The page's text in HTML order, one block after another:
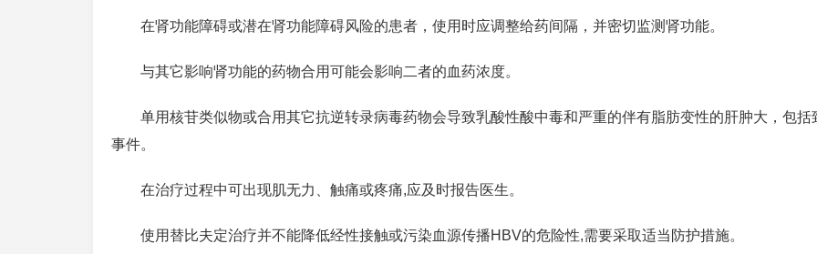
在肾功能障碍或潜在肾功能障碍风险的患者，使用时应调整给药间隔，并密切监测肾功能。
与其它影响肾功能的药物合用可能会影响二者的血药浓度。
单用核苷类似物或合用其它抗逆转录病毒药物会导致乳酸性酸中毒和严重的伴有脂肪变性的肝肿大，包括
事件。
在治疗过程中可出现肌无力、触痛或疼痛,应及时报告医生。
使用替比夫定治疗并不能降低经性接触或污染血源传播HBV的危险性,需要采取适当防护措施。